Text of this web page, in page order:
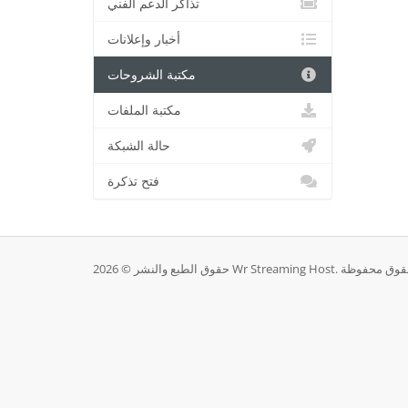
تذاكر الدعم الفني
أخبار وإعلانات
مكتبة الشروحات
مكتبة الملفات
حالة الشبكة
فتح تذكرة